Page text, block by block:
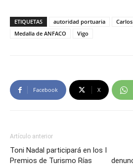
ETIQUETAS autoridad portuaria
Medalla de ANFACO
Vigo
Facebook X
Artículo anterior
Toni Nadal participará en los I
Premios de Turismo Rías